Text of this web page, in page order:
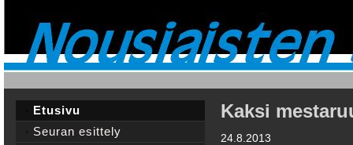
Kaksi
24.8.2013
Etusivu
Seuran esittely